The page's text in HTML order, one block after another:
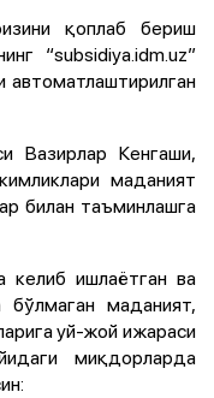
қоплаб бериш
“subsidiya.idm.uz”
Вазирлар Кенгаши,
маданият
билан таъминлашга
ишлаётган ва
маданият,
уй-жой ижараси
миқдорларда